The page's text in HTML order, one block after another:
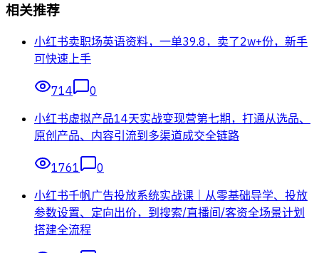
相关推荐
小红书卖职场英语资料，一单39.8，卖了2w+份，新手
可快速上手
714
0
小红书虚拟产品14天实战变现营第七期，打通从选品、
原创产品、内容引流到多渠道成交全链路
1761
0
小红书千帆广告投放系统实战课｜从零基础导学、投放
参数设置、定向出价，到搜索/直播间/客资全场景计划
搭建全流程